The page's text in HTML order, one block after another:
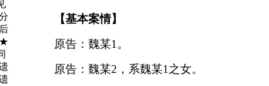
★
【基本案情】
原告：魏某1。
原告：魏某2，系魏某1之女。